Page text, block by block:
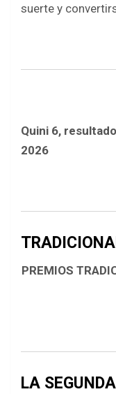
suerte y
Quini 6,
2026
PREMIOS
LA